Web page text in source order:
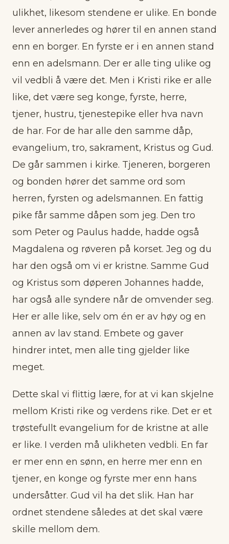
ulikhet, likesom stendene er ulike. En bonde
lever annerledes og hører til en annen stand
enn en borger. En fyrste er i en annen stand
enn en adelsmann. Der er alle ting ulike og
vil vedbli å være det. Men i Kristi rike er alle
like, det være seg konge, fyrste, herre,
tjener, hustru, tjenestepike eller hva navn
de har. For de har alle den samme dåp,
evangelium, tro, sakrament, Kristus og Gud.
De går sammen i kirke. Tjeneren, borgeren
og bonden hører det samme ord som
herren, fyrsten og adelsmannen. En fattig
pike får samme dåpen som jeg. Den tro
som Peter og Paulus hadde, hadde også
Magdalena og røveren på korset. Jeg og du
har den også om vi er kristne. Samme Gud
og Kristus som døperen Johannes hadde,
har også alle syndere når de omvender seg.
Her er alle like, selv om én er av høy og en
annen av lav stand. Embete og gaver
hindrer intet, men alle ting gjelder like
meget.
Dette skal vi flittig lære, for at vi kan skjelne
mellom Kristi rike og verdens rike. Det er et
trøstefullt evangelium for de kristne at alle
er like. I verden må ulikheten vedbli. En far
er mer enn en sønn, en herre mer enn en
tjener, en konge og fyrste mer enn hans
undersåtter. Gud vil ha det slik. Han har
ordnet stendene således at det skal være
skille mellom dem.